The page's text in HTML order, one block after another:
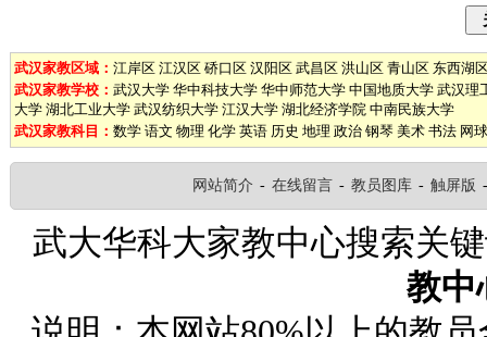
武汉家教区域： 江岸区 江汉区 硚口区 汉阳区 武昌区 洪山区 青山区 东西湖
武汉家教学校： 武汉大学 华中科技大学 华中师范大学 中国地质大学 武汉理
大学 湖北工业大学 武汉纺织大学 江汉大学 湖北经济学院 中南民族大学
武汉家教科目： 数学 语文 物理 化学 英语 历史 地理 政治 钢琴 美术 书法 网球
网站简介 - 在线留言 - 教员图库 - 触屏版
武大华科大家教中心搜索关
教中